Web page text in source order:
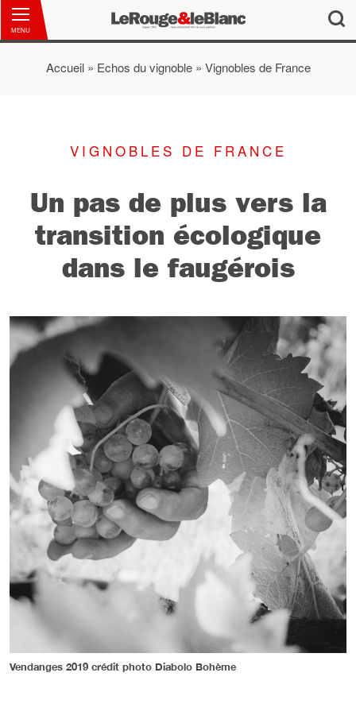
MENU
Accueil» Echos du vignoble» Vignobles de France
VIGNOBLES DE FRANCE
Un pas de plus vers la
transition écologique
dans le faugérois
Vendanges 2019 crédit photo Diabolo Bohème